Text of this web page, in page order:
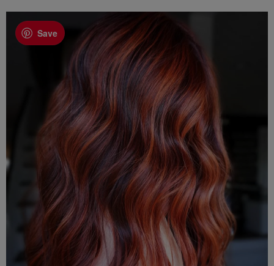
Save